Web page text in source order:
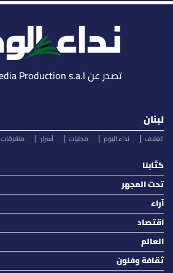
تصدر عن Lebanese Media Production s.a.l
لبنان
الغلاف نداء اليوم محليات أسرار متفرقات
كتّابنا
تحت المجهر
آراء
اقتصاد
العالم
ثقافة وفنون